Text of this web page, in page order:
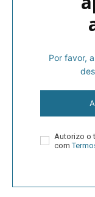
Por favor,
Autorizo o
com